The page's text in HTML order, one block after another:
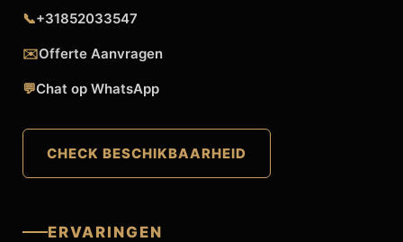
📞+31852033547
✉️Offerte Aanvragen
💬Chat op WhatsApp
CHECK BESCHIKBAARHEID
ERVARINGEN